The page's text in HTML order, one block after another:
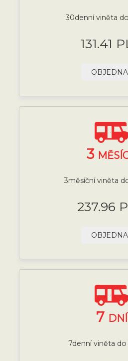
30denní viněta
131.41
3
3měsíční viněta
237.96
7 DNÍ
7denní viněta do